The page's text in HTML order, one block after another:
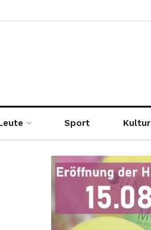
Sport Kultur